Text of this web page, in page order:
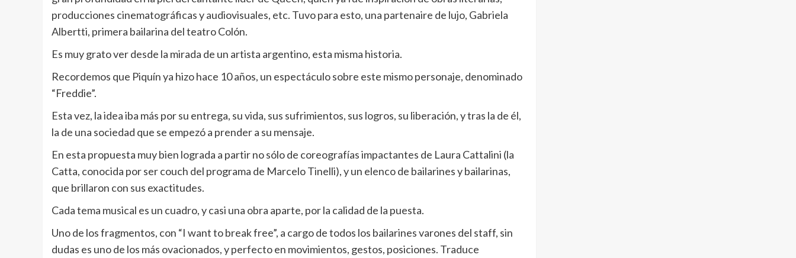
producciones cinematográficas y audiovisuales, etc. Tuvo para esto, una partenaire de lujo, Gabriela
Albertti, primera bailarina del teatro Colón.
Es muy grato ver desde la mirada de un artista argentino, esta misma historia.
Recordemos que Piquín ya hizo hace 10 años, un espectáculo sobre este mismo personaje, denominado
“Freddie”.
Esta vez, la idea iba más por su entrega, su vida, sus sufrimientos, sus logros, su liberación, y tras la de él,
la de una sociedad que se empezó a prender a su mensaje.
En esta propuesta muy bien lograda a partir no sólo de coreografías impactantes de Laura Cattalini (la
Catta, conocida por ser couch del programa de Marcelo Tinelli), y un elenco de bailarines y bailarinas,
que brillaron con sus exactitudes.
Cada tema musical es un cuadro, y casi una obra aparte, por la calidad de la puesta.
Uno de los fragmentos, con “I want to break free”, a cargo de todos los bailarines varones del staff, sin
dudas es uno de los más ovacionados, y perfecto en movimientos, gestos, posiciones. Traduce